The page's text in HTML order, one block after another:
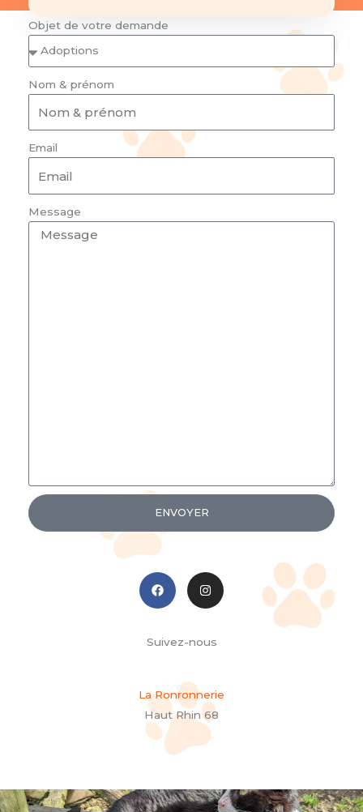
Objet de votre demande
Nom & prénom
Email
Message
ENVOYER
F
a
c
e
o
o
I
n
t
g
r
Suivez-nous
La Ronronnerie
Haut Rhin 68